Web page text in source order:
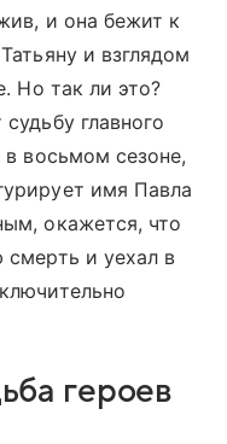
и она бежит к
и взглядом
Но так ли это?
главного
восьмом сезоне,
имя Павла
окажется, что
смерть и уехал в
героев